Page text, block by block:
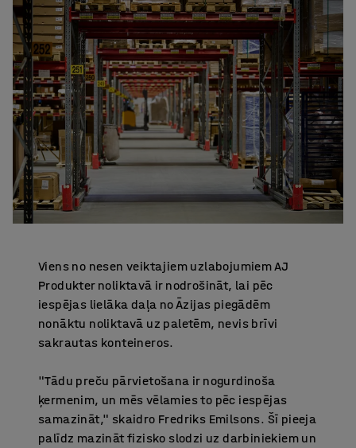
Viens no nesen veiktajiem uzlabojumiem AJ
Produkter noliktavā ir nodrošināt, lai pēc
iespējas lielāka daļa no Āzijas piegādēm
nonāktu noliktavā uz paletēm, nevis brīvi
sakrautas konteineros.
"Tādu preču pārvietošana ir nogurdinoša
ķermenim, un mēs vēlamies to pēc iespējas
samazināt," skaidro Fredriks Emilsons. Šī pieeja
palīdz mazināt fizisko slodzi uz darbiniekiem un